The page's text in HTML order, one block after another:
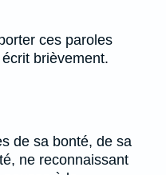
ces paroles
brièvement.
de sa bonté, de sa
ne reconnaissant